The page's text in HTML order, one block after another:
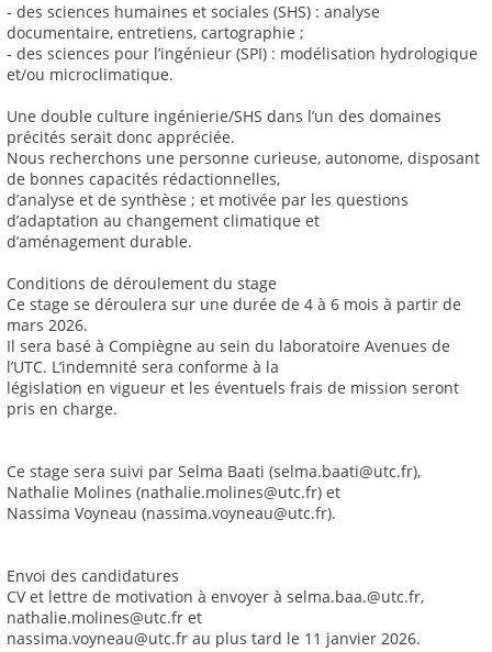
- des sciences humaines et sociales (SHS) : analyse
documentaire, entretiens, cartographie ;
- des sciences pour l’ingénieur (SPI) : modélisation hydrologique
et/ou microclimatique.
Une double culture ingénierie/SHS dans l’un des domaines
précités serait donc appréciée.
Nous recherchons une personne curieuse, autonome, disposant
de bonnes capacités rédactionnelles,
d’analyse et de synthèse ; et motivée par les questions
d’adaptation au changement climatique et
d’aménagement durable.
Conditions de déroulement du stage
Ce stage se déroulera sur une durée de 4 à 6 mois à partir de
mars 2026.
Il sera basé à Compiègne au sein du laboratoire Avenues de
l’UTC. L’indemnité sera conforme à la
législation en vigueur et les éventuels frais de mission seront
pris en charge.
Ce stage sera suivi par Selma Baati (selma.baati@utc.fr),
Nathalie Molines (nathalie.molines@utc.fr) et
Nassima Voyneau (nassima.voyneau@utc.fr).
Envoi des candidatures
CV et lettre de motivation à envoyer à selma.baa.@utc.fr,
nathalie.molines@utc.fr et
nassima.voyneau@utc.fr au plus tard le 11 janvier 2026.